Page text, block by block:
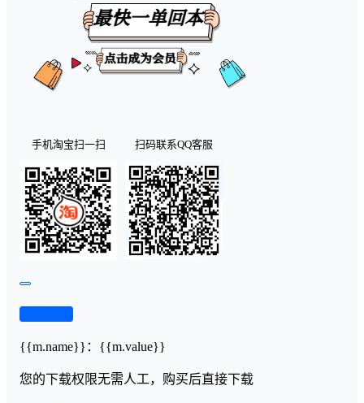
手机淘宝扫一扫 扫码联系QQ客服
{{m.name}} ： {{m.value}}
您的下载权限无需人工，购买后直接下载